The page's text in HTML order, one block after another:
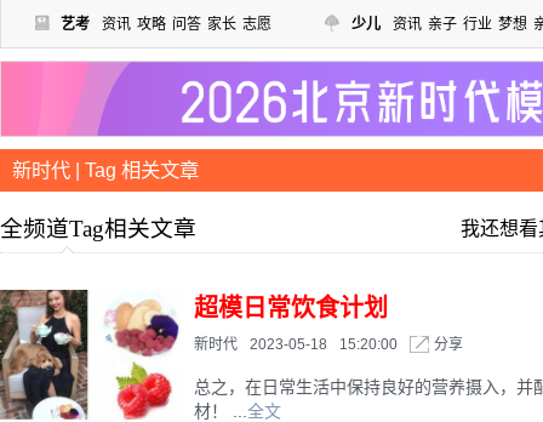
艺考 资讯 攻略 问答 家长 志愿 少儿 资讯 亲子 行业 梦想
新时代 | Tag 相关文章
全频道Tag相关文章 我还想
超模日常饮食计划
新时代 2023-05-18 15:20:00 分享
总之，在日常生活中保持良好的营养摄入，
材！ ... 全文